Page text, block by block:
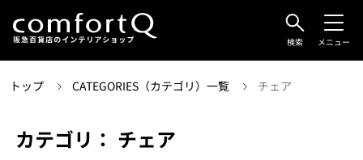
検索 メニュー
トップ CATEGORIES（カテゴリ）一覧 チェア
カテゴリ： チェア